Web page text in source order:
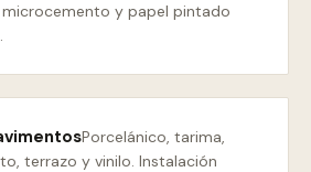
y papel pintado
Porcelánico, tarima,
terrazo y vinilo. Instalación